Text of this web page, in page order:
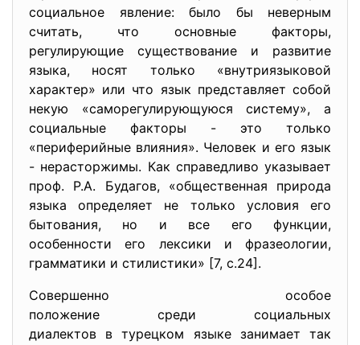
социальное явление: было бы неверным
считать, что основные факторы,
регулирующие существование и развитие
языка, носят только «внутриязыковой
характер» или что язык представляет собой
некую «саморегулирующуюся систему», а
социальные факторы - это только
«периферийные влияния». Человек и его язык
- нерасторжимы. Как справедливо указывает
проф. Р.А. Будагов, «общественная природа
языка определяет не только условия его
бытования, но и все его функции,
особенности его лексики и фразеологии,
грамматики и стилистики» [7, с.24].
Совершенно особое
положение среди социальных
диалектов в турецком языке занимает так